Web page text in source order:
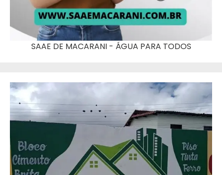
SAAE DE MACARANI - ÁGUA PARA TODOS